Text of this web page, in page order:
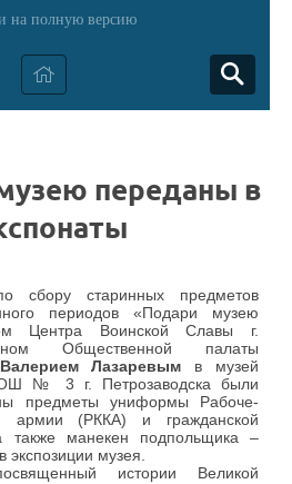
на полную версию
переданы в
сбору старинных предметов
периодов «Подари музею
Центра Воинской Славы г.
Общественной палаты
Валерием Лазаревым в музей
№ 3 г. Петрозаводска были
предметы униформы Рабоче-
армии (РККА) и гражданской
манекен подпольщика –
экспозиции музея.
истории Великой